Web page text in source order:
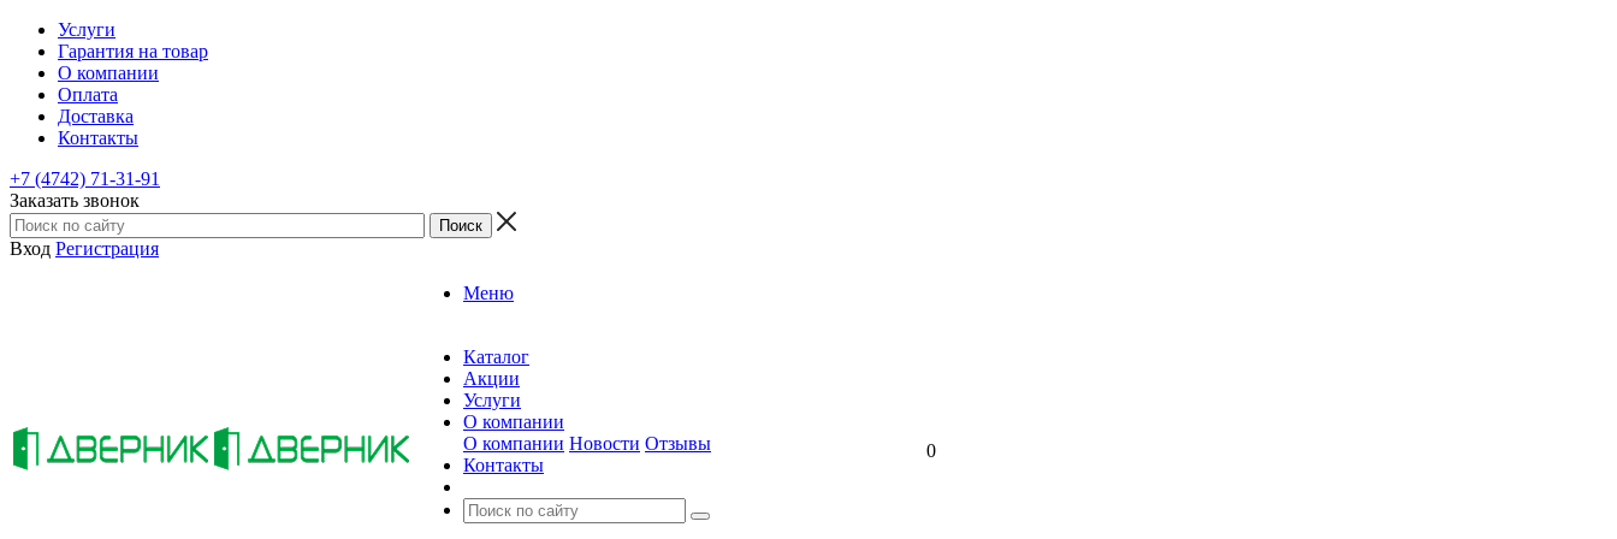
Услуги
Гарантия на товар
О компании
Оплата
Доставка
Контакты
+7 (4742) 71-31-91
Заказать звонок
Вход Регистрация
Меню
Каталог
Акции
Услуги
О компании
О компании Новости Отзывы
Контакты
0